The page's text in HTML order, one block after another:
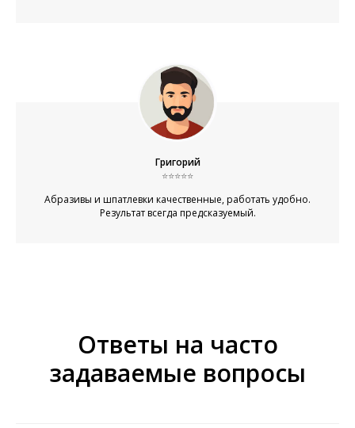
Григорий
⭐⭐⭐⭐⭐
Абразивы и шпатлевки качественные, работать удобно.
Результат всегда предсказуемый.
Ответы на часто
задаваемые вопросы